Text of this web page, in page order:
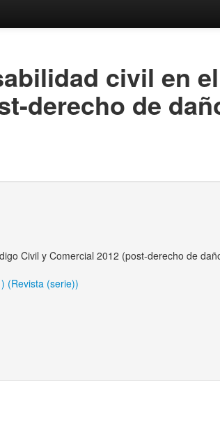
civil en
derecho de
Civil y Comercial 2012 (post-derecho de
(Revista (serie))